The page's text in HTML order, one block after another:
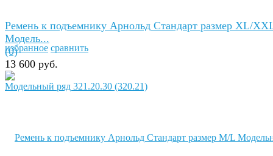
избранное сравнить
Ремень к подъемнику Арнольд Стандарт размер XL/
Модель...
(0)
13 600 руб.